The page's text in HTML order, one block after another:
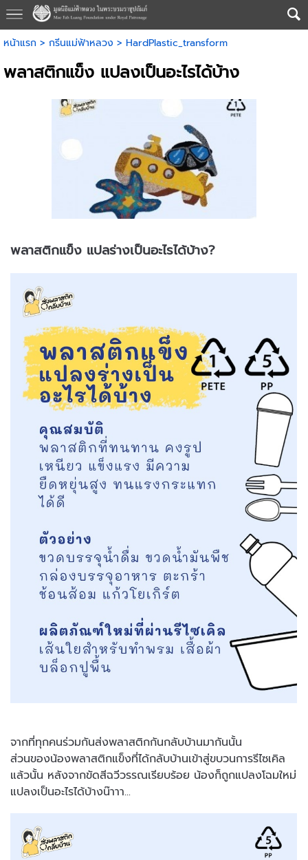
หน้าแรก > กรีนแม่ฟ้าหลวง > HardPlastic_transform
พลาสติกแข็ง แปลงเป็นอะไรได้บ้าง
พลาสติกแข็ง แปลร่างเป็นอะไรได้บ้าง?
จากที่ทุกคนร่วมกันส่งพลาสติกกันกลับบ้านมากันนั้น
ส่วนของน้องพลาสติกแข็งที่ได้กลับบ้านเข้าสู่ขบวนการรีไซเคิล
แล้วนั้น หลังจากขัดสีฉวีวรรณเรียบร้อย น้องก็ถูกแปลงโฉมใหม่
แปลงเป็นอะไรได้บ้างน๊าาา...